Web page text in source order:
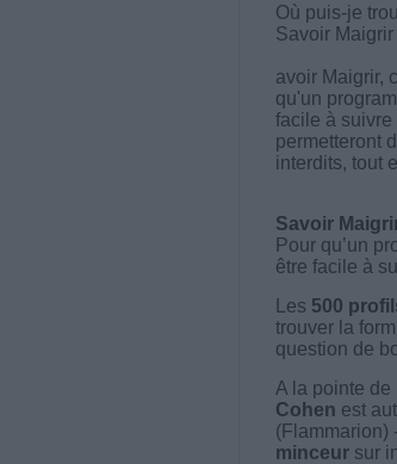
Où puis-je
Savoir Maigrir
avoir Maigrir,
qu'un
facile à suivre
permetteront
interdits, tout
Savoir
Pour qu’un
être facile à
Les 500
trouver la
question de
A la pointe
Cohen est
(Flammarion)
minceursur